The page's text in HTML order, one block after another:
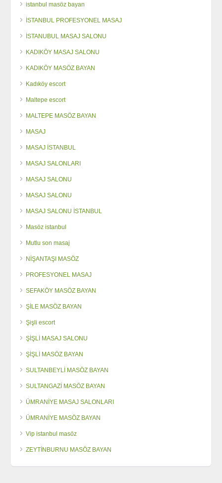
istanbul masöz bayan
İSTANBUL PROFESYONEL MASAJ
İSTANUBUL MASAJ SALONU
KADIKÖY MASAJ SALONU
KADIKÖY MASÖZ BAYAN
Kadıköy escort
Maltepe escort
MALTEPE MASÖZ BAYAN
MASAJ
MASAJ İSTANBUL
MASAJ SALONLARI
MASAJ SALONU
MASAJ SALONU
MASAJ SALONU İSTANBUL
Masöz istanbul
Mutlu son masaj
NİŞANTAŞI MASÖZ
PROFESYONEL MASAJ
SEFAKÖY MASÖZ BAYAN
ŞİLE MASÖZ BAYAN
Şişli escort
ŞİŞLİ MASAJ SALONU
ŞİŞLİ MASÖZ BAYAN
SULTANBEYLİ MASÖZ BAYAN
SULTANGAZİ MASÖZ BAYAN
ÜMRANİYE MASAJ SALONLARI
ÜMRANİYE MASÖZ BAYAN
Vip istanbul masöz
ZEYTİNBURNU MASÖZ BAYAN